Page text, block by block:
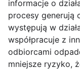
informacje o
procesy generują
występują w
współpracuje z
odbiorcami
mniejsze ryzyko,